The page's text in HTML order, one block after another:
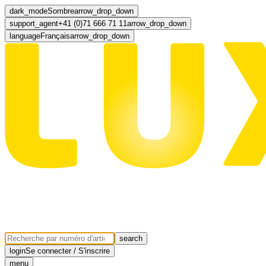
dark_modeSombrearrow_drop_down
support_agent+41 (0)71 666 71 11arrow_drop_down
languageFrançaisarrow_drop_down
search
loginSe connecter / S'inscrire
menu